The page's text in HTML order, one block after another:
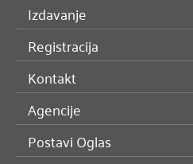
Izdavanje
Registracija
Kontakt
Agencije
Postavi Oglas